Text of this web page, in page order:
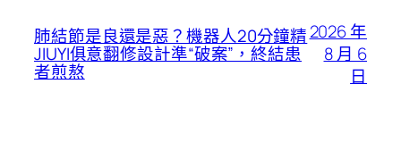
肺結節是良還是惡？機器人20分鐘精
JIUYI俱意翻修設計準“破案”，終結患
者煎熬
2026 年
8 月 6
日